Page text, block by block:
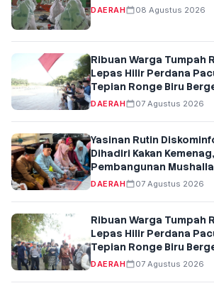
DAERAH 08 Agustus 2026
Ribuan Warga Tumpah
Lepas Hilir Perdana
Tepian Ronge Biru
DAERAH 07 Agustus 2026
Yasinan Rutin
Dihadiri Kakan
Pembangunan
DAERAH 07 Agustus 2026
Ribuan Warga Tumpah
Lepas Hilir Perdana
Tepian Ronge Biru
DAERAH 07 Agustus 2026